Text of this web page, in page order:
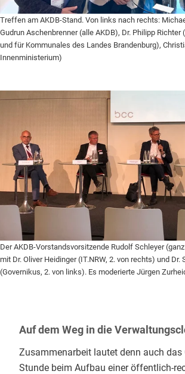
Treffen am AKDB-Stand. Von links nach rechts:
Gudrun Aschenbrenner (alle AKDB), Dr. Philipp
und für Kommunales des Landes Brandenburg),
Innenministerium)
Der AKDB-Vorstandsvorsitzende Rudolf Schleyer
mit Dr. Oliver Heidinger (IT.NRW, 2. von rechts) und Dr.
(Governikus, 2. von links). Es moderierte Jürgen
Auf dem Weg in die
Zusammenarbeit lautet denn auch das
Stunde beim Aufbau einer öffentlich-